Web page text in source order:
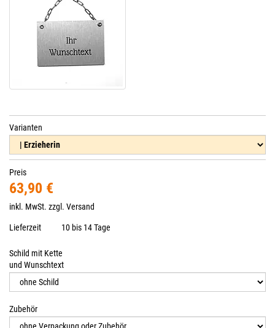
Varianten
Preis
63,90 €
inkl. MwSt. zzgl. Versand
Lieferzeit 10 bis 14 Tage
Schild mit Kette
und Wunschtext
Zubehör